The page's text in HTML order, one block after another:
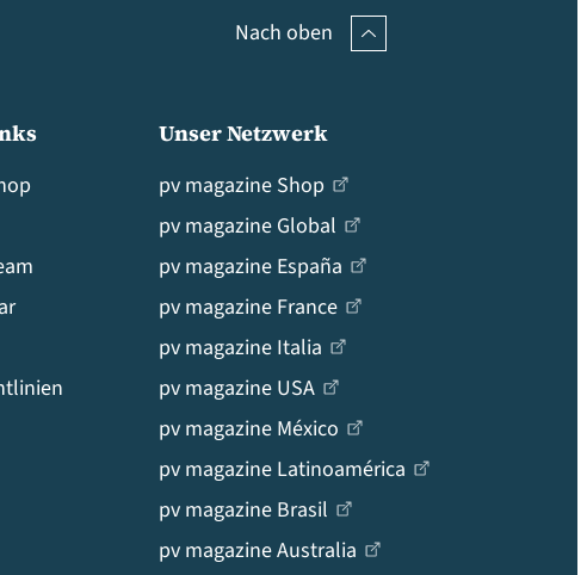
Nach oben
Unser Netzwerk
pv magazine Shop
pv magazine Global
pv magazine España
pv magazine France
pv magazine Italia
pv magazine USA
pv magazine México
pv magazine Latinoamérica
pv magazine Brasil
pv magazine Australia